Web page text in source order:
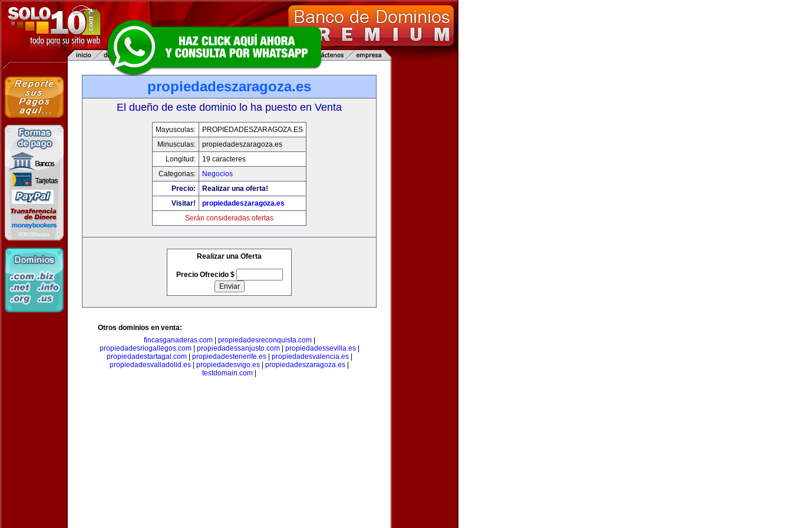
propiedadeszaragoza.es
El dueño de este dominio lo ha puesto en Venta
Mayusculas:
PROPIEDADESZARAGOZA.ES
Minusculas:
propiedadeszaragoza.es
Longitud:
19 caracteres
Categorias:
Negocios
Precio:
Realizar una oferta!
Visitar!
propiedadeszaragoza.es
Serán consideradas ofertas
Realizar una Oferta
Precio Ofrecido $
Otros dominios en venta:
fincasganaderas.com| propiedadesreconquista.com|
propiedadesriogallegos.com| propiedadessanjusto.com| propiedadessevilla.es|
propiedadestartagal.com| propiedadestenerife.es| propiedadesvalencia.es|
propiedadesvalladolid.es
propiedadesvigo.es propiedadeszaragoza.es
testdomain.com